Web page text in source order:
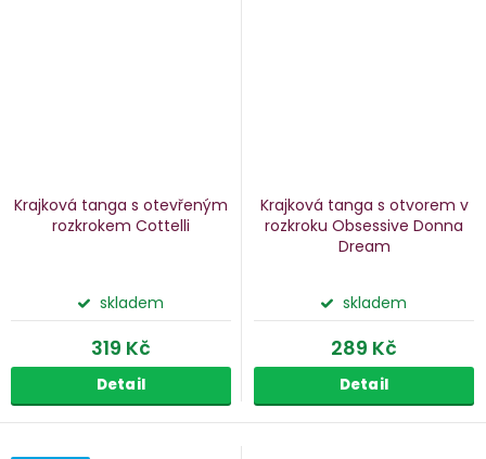
Krajková tanga s otevřeným
rozkrokem Cottelli
skladem
319 Kč
Detail
Krajková tanga s otvorem v
rozkroku Obsessive Donna
Dream
skladem
289 Kč
Detail